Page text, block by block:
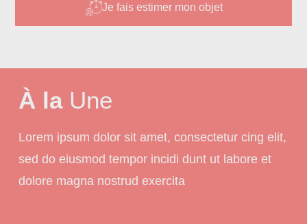
Je fais estimer mon objet
À laUne
Lorem ipsum dolor sit amet, consectetur cing elit,
sed do eiusmod tempor incidi dunt ut labore et
dolore magna nostrud exercita